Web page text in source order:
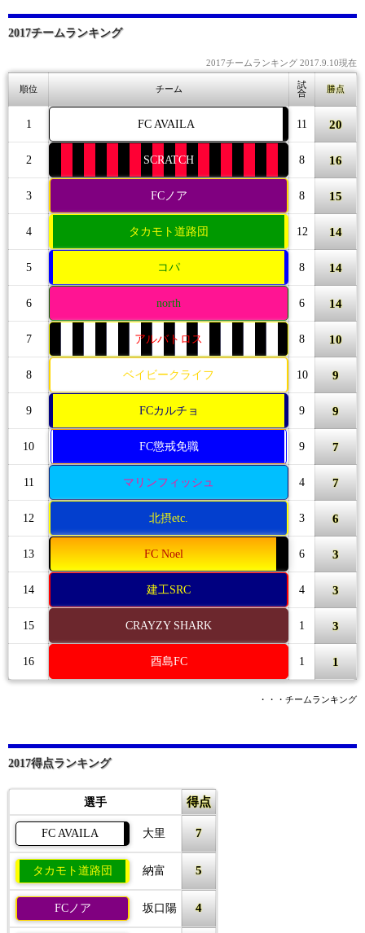
2017チームランキング
2017チームランキング 2017.9.10現在
順位 チーム
試
合
勝点
1 FC AVAILA 11 20
2 SCRATCH 8 16
3 FCノア 8 15
4 タカモト道路団 12 14
5 コパ 8 14
6 north 6 14
7 アルバトロス 8 10
8 ベイビークライフ 10 9
9 FCカルチョ 9 9
10 FC懲戒免職 9 7
11 マリンフィッシュ 4 7
12 北摂etc. 3 6
13 FC Noel 6 3
14 建工SRC 4 3
15 CRAYZY SHARK 1 3
16 酉島FC 1 1
・・・チームランキング
2017得点ランキング
選手 得点
FC AVAILA 大里 7
タカモト道路団 納富 5
FCノア 坂口陽 4